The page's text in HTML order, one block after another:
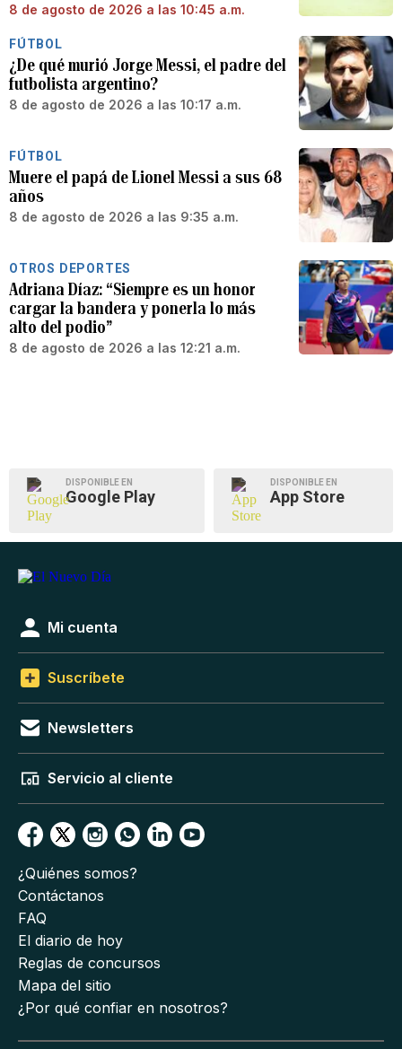
8 de agosto de 2026 a las 10:45 a.m.
FÚTBOL
¿De qué murió Jorge Messi, el padre del
futbolista argentino?
8 de agosto de 2026 a las 10:17 a.m.
FÚTBOL
Muere el papá de Lionel Messi a sus 68
años
8 de agosto de 2026 a las 9:35 a.m.
OTROS DEPORTES
Adriana Díaz: “Siempre es un honor
cargar la bandera y ponerla lo más
alto del podio”
8 de agosto de 2026 a las 12:21 a.m.
DISPONIBLE EN
Google Play
DISPONIBLE EN
App Store
Mi cuenta
Suscríbete
Newsletters
Servicio al cliente
¿Quiénes somos?
Contáctanos
FAQ
El diario de hoy
Reglas de concursos
Mapa del sitio
¿Por qué confiar en nosotros?